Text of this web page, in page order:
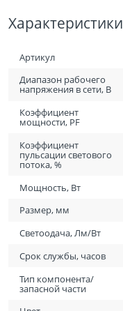
Характеристики
Артикул
Диапазон рабочего
напряжения в сети, В
Коэффициент
мощности, PF
Коэффициент
пульсации светового
потока, %
Мощность, Вт
Размер, мм
Светоодача, Лм/Вт
Срок службы, часов
Тип компонента/
запасной части